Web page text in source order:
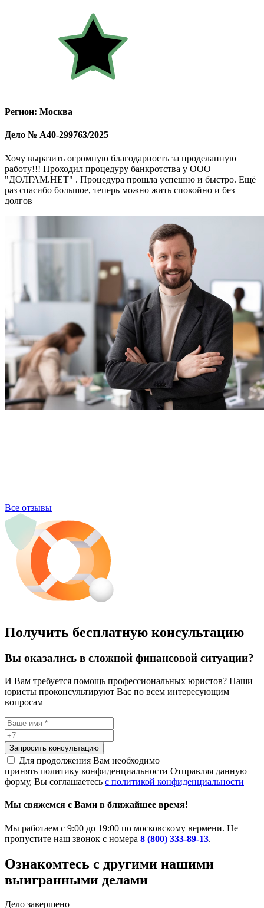
Регион: Москва
Дело № А40-299763/2025
Хочу выразить огромную благодарность за проделанную
работу!!! Проходил процедуру банкротства у ООО
"ДОЛГАМ.НЕТ" . Процедура прошла успешно и быстро. Ещё
раз спасибо большое, теперь можно жить спокойно и без
долгов
Все отзывы
Получить бесплатную консультацию
Вы оказались в сложной финансовой ситуации?
И Вам требуется помощь профессиональных юристов? Наши
юристы проконсультируют Вас по всем интересующим
вопросам
Запросить консультацию
Для продолжения Вам необходимо
принять политику конфиденциальности Отправляя данную
форму, Вы соглашаетесь с политикой конфиденциальности
Мы свяжемся с Вами в ближайшее время!
Мы работаем с 9:00 до 19:00 по московскому вермени. Не
пропустите наш звонок с номера 8 (800) 333-89-13.
Ознакомтесь c другими нашими
выигранными делами
Дело завершено